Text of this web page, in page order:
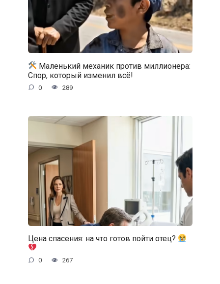
Маленький механик против миллионера:
Спор, который изменил всё!
0 289
Цена спасения: на что готов пойти отец?
0 267